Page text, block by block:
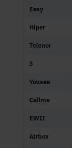
Eesy
Hiper
Telenor
3
Yousee
Callme
EWII
Airbox